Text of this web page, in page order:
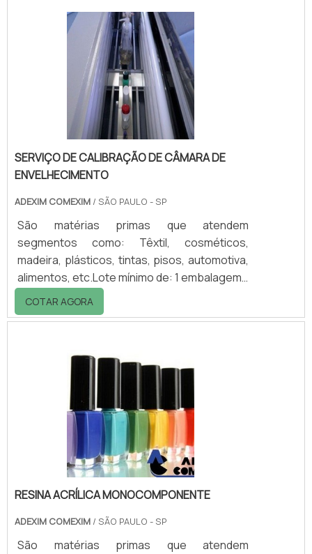
global em todo o mercado especialmente em
revestimentos de tinta pó, além de vários
produtos como aditivos e agentes de fluxo a
Estron produz a linha de resina acrílica para
tintas utilizada no segmento de tinta pó.Linha
SERVIÇO DE CALIBRAÇÃO DE CÂMARA DE
ENVELHECIMENTO
ADEXIM COMEXIM / SÃO PAULO - SP
São matérias primas que atendem
segmentos como: Têxtil, cosméticos,
madeira, plásticos, tintas, pisos, automotiva,
alimentos, etc.Lote mínimo de: 1 embalagem -
20kgPara que a máquina desempenhe o
melhor resultado durante um longo período,
envelhecimento. Isso porque, com a
calibração, a máquina dura por muito mais
tempo, desempenhando, com perfeição,
todas suas atividades de teste de
envelhecimento.INFORMAÇÕES FUNDAMEN.
COTAR AGORA
RESINA ACRÍLICA MONOCOMPONENTE
ADEXIM COMEXIM / SÃO PAULO - SP
São matérias primas que atendem